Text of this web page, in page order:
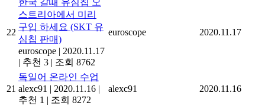
22
한국 갈때 유심칩 오
스트리아에서 미리
구입 하세요 (SKT 유
심칩 판매)
euroscope | 2020.11.17
| 추천 3 | 조회 8762
euroscope 2020.11.17
21
독일어 온라인 수업
alexc91 | 2020.11.16 |
추천 1 | 조회 8272
alexc91 2020.11.16